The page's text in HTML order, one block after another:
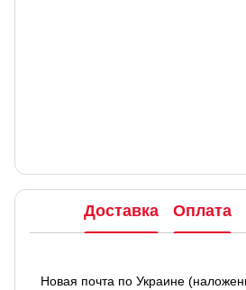
Доставка Оплата
Новая почта по Украине